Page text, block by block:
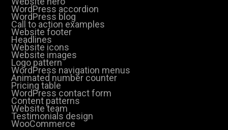
WordPress accordion
WordPress blog
Call to action examples
Website footer
Headlines
Website icons
Website images
Logo pattern
WordPress navigation menus
Animated number counter
Pricing table
WordPress contact form
Content patterns
Website team
Testimonials design
WooCommerce